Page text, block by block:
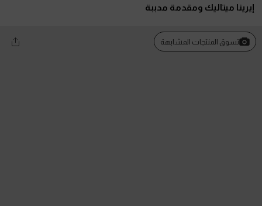
إيرينا ميتاليك ومقدمة مدببة
تسوق المنتجات المشابهة